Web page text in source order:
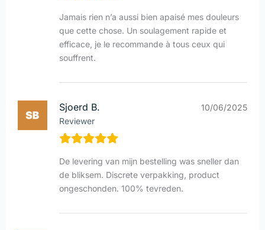
Jamais rien n’a aussi bien apaisé mes douleurs
que cette chose. Un soulagement rapide et
efficace, je le recommande à tous ceux qui
souffrent.
Sjoerd B.
Reviewer
10/06/2025
De levering van mijn bestelling was sneller dan
de bliksem. Discrete verpakking, product
ongeschonden. 100% tevreden.